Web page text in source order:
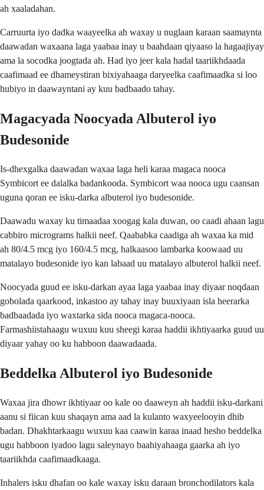
ah xaaladahan.
Carruurta iyo dadka waayeelka ah waxay u nuglaan karaan saamaynta
daawadan waxaana laga yaabaa inay u baahdaan qiyaaso la hagaajiyay
ama la socodka joogtada ah. Had iyo jeer kala hadal taariikhdaada
caafimaad ee dhameystiran bixiyahaaga daryeelka caafimaadka si loo
hubiyo in daawayntani ay kuu badbaado tahay.
Magacyada Noocyada Albuterol iyo
Budesonide
Is-dhexgalka daawadan waxaa laga heli karaa magaca nooca
Symbicort ee dalalka badankooda. Symbicort waa nooca ugu caansan
uguna qoran ee isku-darka albuterol iyo budesonide.
Daawadu waxay ku timaadaa xoogag kala duwan, oo caadi ahaan lagu
cabbiro micrograms halkii neef. Qaababka caadiga ah waxaa ka mid
ah 80/4.5 mcg iyo 160/4.5 mcg, halkaasoo lambarka koowaad uu
matalayo budesonide iyo kan labaad uu matalayo albuterol halkii neef.
Noocyada guud ee isku-darkan ayaa laga yaabaa inay diyaar noqdaan
gobolada qaarkood, inkastoo ay tahay inay buuxiyaan isla heerarka
badbaadada iyo waxtarka sida nooca magaca-nooca.
Farmashiistahaagu wuxuu kuu sheegi karaa haddii ikhtiyaarka guud uu
diyaar yahay oo ku habboon daawadaada.
Beddelka Albuterol iyo Budesonide
Waxaa jira dhowr ikhtiyaar oo kale oo daaweyn ah haddii isku-darkani
aanu si fiican kuu shaqayn ama aad la kulanto waxyeelooyin dhib
badan. Dhakhtarkaagu wuxuu kaa caawin karaa inaad hesho beddelka
ugu habboon iyadoo lagu saleynayo baahiyahaaga gaarka ah iyo
taariikhda caafimaadkaaga.
Inhalers isku dhafan oo kale waxay isku daraan bronchodilators kala